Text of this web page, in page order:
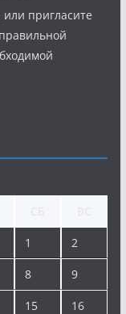
пригласите
1 2
8 9
15 16